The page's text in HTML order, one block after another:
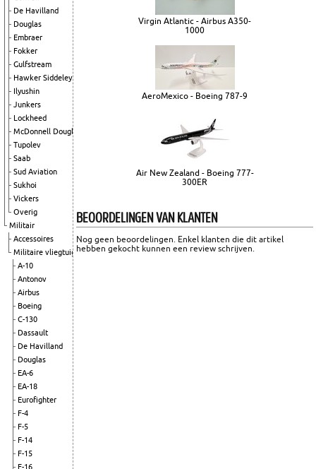
De Havilland
Douglas
Embraer
Fokker
Gulfstream
Hawker Siddeley
Ilyushin
Junkers
Lockheed
McDonnell Douglas
Tupolev
Saab
Sud Aviation
Sukhoi
Vickers
Overig
Militair
Accessoires
Militaire vliegtuigen
A-10
Antonov
Airbus
Boeing
C-130
Dassault
De Havilland
Douglas
EA-6
EA-18
Eurofighter
F-4
F-5
F-14
F-15
F-16
Virgin Atlantic - Airbus A350-
1000
AeroMexico - Boeing 787-9
Air New Zealand - Boeing 777-
300ER
BEOORDELINGEN VAN KLANTEN
Nog geen beoordelingen. Enkel klanten die dit artikel
hebben gekocht kunnen een review schrijven.